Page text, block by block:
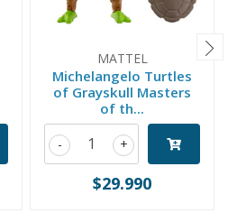
MATTEL
Michelangelo Turtles
of Grayskull Masters
of th...
+
-
$29.990